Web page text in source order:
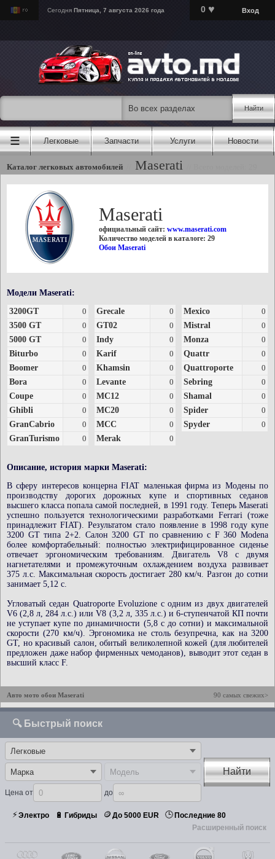
Сегодня Пятница, 7 августа 2026 года 0 ♥ Вход
Найти
☰ Легковые Запчасти Услуги Новости
Каталог легковых автомобилей Maserati
Maserati
официальный сайт: www.maserati.com
Количество моделей в каталоге: 29
Обои Maserati
Модели Maserati:
3200GT
0
3500 GT
0
5000 GT
0
Biturbo
0
Boomer
0
Bora
0
Coupe
0
Ghibli
0
GranCabrio
0
GranTurismo
0
Grecale
0
GT02
0
Indy
0
Karif
0
Khamsin
0
Levante
0
MC12
0
MC20
0
MCC
0
Merak
0
Mexico
0
Mistral
0
Monza
0
Quattr
0
Quattroporte
0
Sebring
0
Shamal
0
Spider
0
Spyder
0
Описание, история марки Maserati:
В сферу интересов концерна FIAT маленькая фирма из Модены по
производству дорогих дорожных купе и спортивных седанов
высшего класса попала самой последней, в 1991 году. Теперь Maserati
успешно пользуется технологическими разработками Ferrari (тоже
принадлежит FIAT). Результатом стало появление в 1998 году купе
3200 GT типа 2+2. Салон 3200 GT по сравнению с F 360 Modena
более комфортабельный: полностью электрифицированное сиденье
отвечает эргономическим требованиям. Двигатель V8 с двумя
нагнетателями и промежуточным охлаждением воздуха развивает
375 л.с. Максимальная скорость достигает 280 км/ч. Разгон до сотни
занимает 5,12 с.
Угловатый седан Quatroporte Evoluzione с одним из двух двигателей
V6 (2,8 л, 284 л.с.) или V8 (3,2 л, 335 л.с.) и 6-ступенчатой КП почти
не уступает купе по динамичности (5,8 с до сотни) и максимальной
скорости (270 км/ч). Эргономика не столь безупречна, как на 3200
GT, но красивый салон, обитый великолепной кожей (для любителей
предложен даже набор фирменных чемоданов), выводит этот седан в
высший класс F.
Авто мото обои Maserati 90 самых свежих>
🔍 Быстрый поиск
Цена от до
Найти
⚡Электро 🔋 Гибриды 🪙 До 5000 EUR 🕒 Последние 80
Расширенный поиск